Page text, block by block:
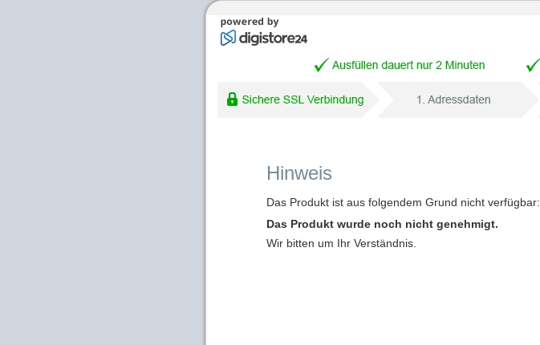
Hinweis
Das Produkt ist aus folgendem Grund nicht verfügbar:
Das Produkt wurde noch nicht genehmigt.
Wir bitten um Ihr Verständnis.